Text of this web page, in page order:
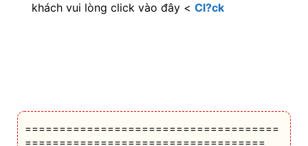
khách vui lòng click vào đây < Cl?ck
=====================================
===================================